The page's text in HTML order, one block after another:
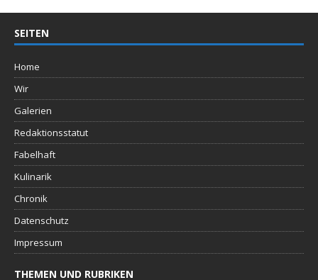
SEITEN
Home
Wir
Galerien
Redaktionsstatut
Fabelhaft
Kulinarik
Chronik
Datenschutz
Impressum
THEMEN UND RUBRIKEN